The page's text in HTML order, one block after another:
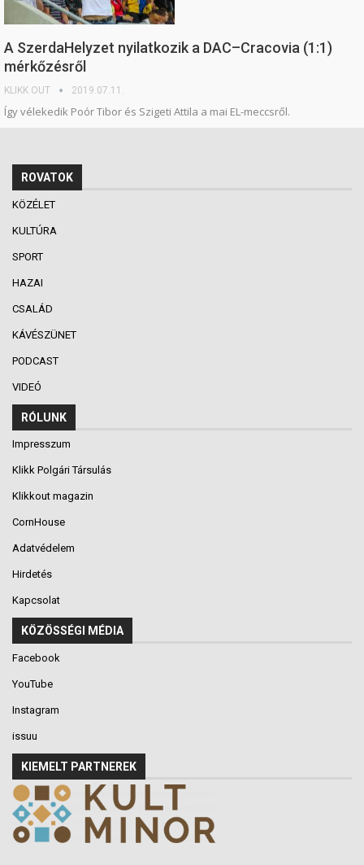
A SzerdaHelyzet nyilatkozik a DAC–Cracovia (1:1)
mérkőzésről
KLIKK OUT 2019.07.11.
Így vélekedik Poór Tibor és Szigeti Attila a mai EL-meccsről.
ROVATOK
KÖZÉLET
KULTÚRA
SPORT
HAZAI
CSALÁD
KÁVÉSZÜNET
PODCAST
VIDEÓ
RÓLUNK
Impresszum
Klikk Polgári Társulás
Klikkout magazin
CornHouse
Adatvédelem
Hirdetés
Kapcsolat
KÖZÖSSÉGI MÉDIA
Facebook
YouTube
Instagram
issuu
KIEMELT PARTNEREK